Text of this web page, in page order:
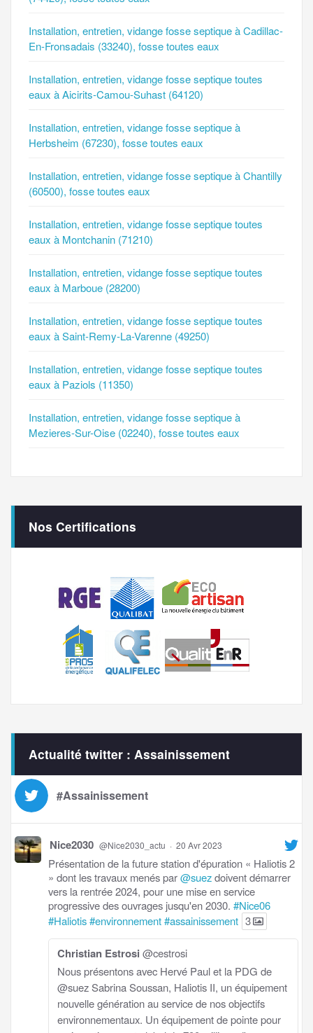
Installation, entretien, vidange fosse septique à Cadillac-
En-Fronsadais (33240), fosse toutes eaux
Installation, entretien, vidange fosse septique toutes
eaux à Aicirits-Camou-Suhast (64120)
Installation, entretien, vidange fosse septique à
Herbsheim (67230), fosse toutes eaux
Installation, entretien, vidange fosse septique à Chantilly
(60500), fosse toutes eaux
Installation, entretien, vidange fosse septique toutes
eaux à Montchanin (71210)
Installation, entretien, vidange fosse septique toutes
eaux à Marboue (28200)
Installation, entretien, vidange fosse septique toutes
eaux à Saint-Remy-La-Varenne (49250)
Installation, entretien, vidange fosse septique toutes
eaux à Paziols (11350)
Installation, entretien, vidange fosse septique à
Mezieres-Sur-Oise (02240), fosse toutes eaux
Nos Certifications
Actualité twitter : Assainissement
#Assainissement
Nice2030 @Nice2030_actu · 20 Avr 2023
Présentation de la future station d'épuration « Haliotis 2
» dont les travaux menés par@suezdoivent démarrer
vers la rentrée 2024, pour une mise en service
progressive des ouvrages jusqu'en 2030. #Nice06
#Haliotis#environnement#assainissement 3
Christian Estrosi @cestrosi
Nous présentons avec Hervé Paul et la PDG de
@suez Sabrina Soussan, Haliotis II, un équipement
nouvelle génération au service de nos objectifs
environnementaux. Un équipement de pointe pour